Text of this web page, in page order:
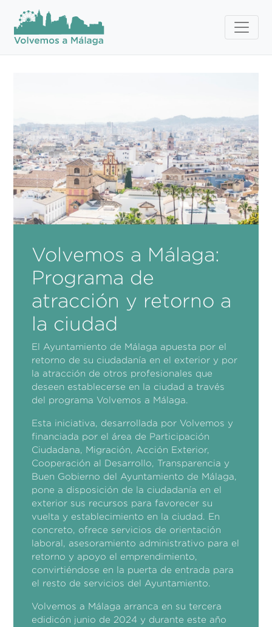
Volvemos a Málaga:
Programa de
atracción y retorno a
la ciudad
El Ayuntamiento de Málaga apuesta por el
retorno de su ciudadanía en el exterior y por
la atracción de otros profesionales que
deseen establecerse en la ciudad a través
del programa Volvemos a Málaga.
Esta iniciativa, desarrollada por Volvemos y
financiada por el área de Participación
Ciudadana, Migración, Acción Exterior,
Cooperación al Desarrollo, Transparencia y
Buen Gobierno del Ayuntamiento de Málaga,
pone a disposición de la ciudadanía en el
exterior sus recursos para favorecer su
vuelta y establecimiento en la ciudad. En
concreto, ofrece servicios de orientación
laboral, asesoramiento administrativo para el
retorno y apoyo el emprendimiento,
convirtiéndose en la puerta de entrada para
el resto de servicios del Ayuntamiento.
Volvemos a Málaga arranca en su tercera
edidicón junio de 2024 y durante este año